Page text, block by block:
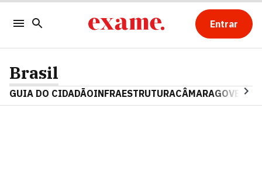
Entrar
Brasil
GUIA DO CIDADÃOINFRAESTRUTURACÂMARAGOVERNO